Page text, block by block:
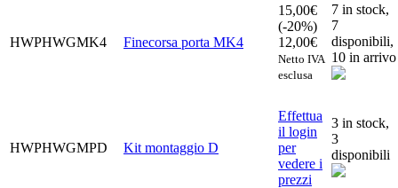
HWPHWGMK4 Finecorsa porta MK4
15,00€
(-20%)
12,00€
Netto IVA
esclusa
7 in stock,
7
disponibili,
10 in arrivo
HWPHWGMPD Kit montaggio D
Effettua
il login
per
vedere i
prezzi
3 in stock,
3
disponibili